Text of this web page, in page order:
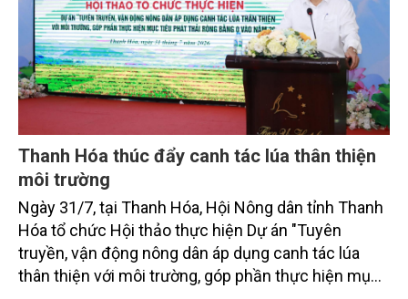
Thanh Hóa thúc đẩy canh tác lúa thân thiện
môi trường
Ngày 31/7, tại Thanh Hóa, Hội Nông dân tỉnh Thanh
Hóa tổ chức Hội thảo thực hiện Dự án "Tuyên
truyền, vận động nông dân áp dụng canh tác lúa
thân thiện với môi trường, góp phần thực hiện mục